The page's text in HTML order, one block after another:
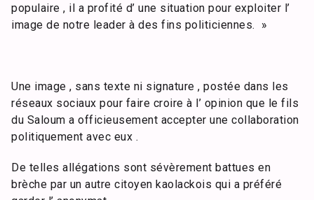
populaire , il a profité d’ une situation pour exploiter l’
image de notre leader à des fins politiciennes. »
Une image , sans texte ni signature , postée dans les
réseaux sociaux pour faire croire à l’ opinion que le fils
du Saloum a officieusement accepter une collaboration
politiquement avec eux .
De telles allégations sont sévèrement battues en
brèche par un autre citoyen kaolackois qui a préféré